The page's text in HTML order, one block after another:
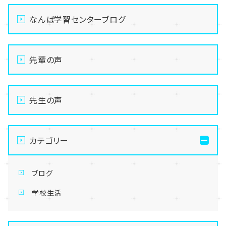
なんば学習センターブログ
先輩の声
先生の声
カテゴリー
ブログ
学校生活